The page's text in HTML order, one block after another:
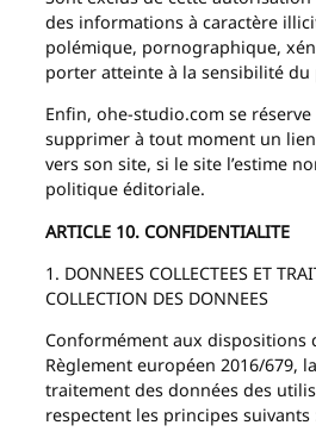
des informations à caractère
polémique, pornographique,
porter atteinte à la sensibilité
Enfin, ohe-studio.com se
supprimer à tout moment un
vers son site, si le site l’estime
politique éditoriale.
ARTICLE 10. CONFIDENTIALITE
1. DONNEES COLLECTEES ET
COLLECTION DES DONNEES
Conformément aux dispositions
Règlement européen 2016/679,
traitement des données des
respectent les principes suivants